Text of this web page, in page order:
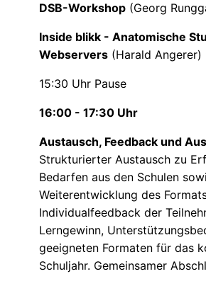
DSB-Workshop (Georg
Inside blikk - Anatomische
Webservers (Harald Angerer)
15:30 Uhr Pause
16:00 - 17:30 Uhr
Austausch, Feedback und
Strukturierter Austausch zu
Bedarfen aus den Schulen
Weiterentwicklung des
Individualfeedback der
Lerngewinn,
geeigneten Formaten für das
Schuljahr. Gemeinsamer